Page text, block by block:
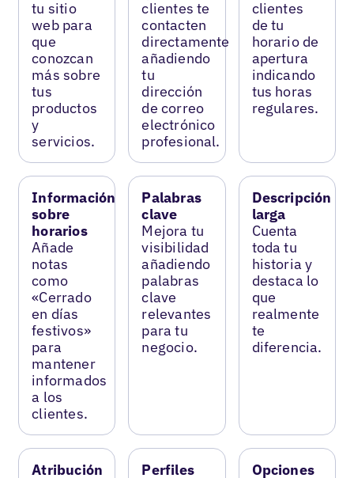
tu sitio
web para
que
conozcan
más sobre
tus
productos
y
servicios.
clientes te
contacten
directamente
añadiendo
tu
dirección
de correo
electrónico
profesional.
clientes
de tu
horario de
apertura
indicando
tus horas
regulares.
Información
sobre
horarios
Añade
notas
como
«Cerrado
en días
festivos»
para
mantener
informados
a los
clientes.
Palabras
clave
Mejora tu
visibilidad
añadiendo
palabras
clave
relevantes
para tu
negocio.
Descripción
larga
Cuenta
toda tu
historia y
destaca lo
que
realmente
te
diferencia.
Atribución
Perfiles
Opciones